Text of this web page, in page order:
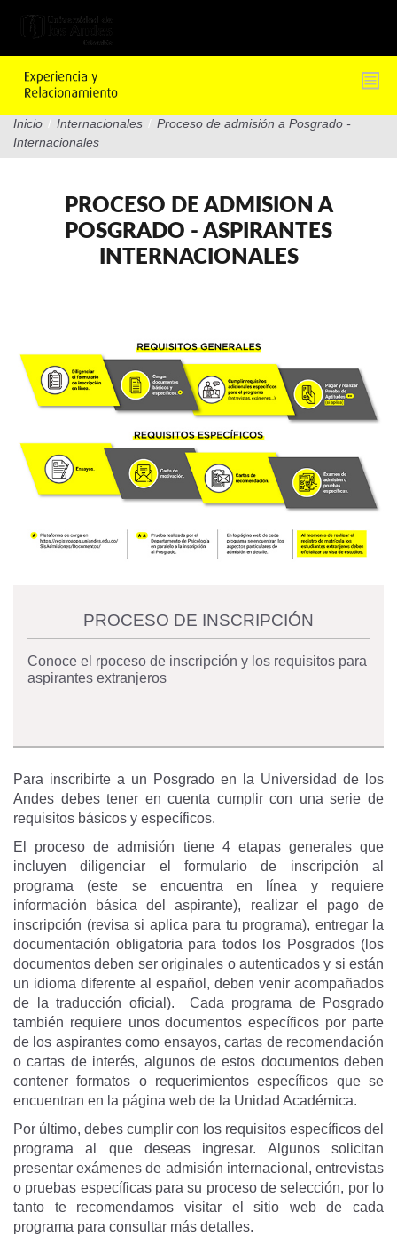
Inicio / Internacionales / Proceso de admisión a Posgrado -
Internacionales
PROCESO DE ADMISION A
POSGRADO - ASPIRANTES
INTERNACIONALES
PROCESO DE INSCRIPCIÓN
Conoce el rpoceso de inscripción y los requisitos para
aspirantes extranjeros
Para inscribirte a un Posgrado en la Universidad de los
Andes debes tener en cuenta cumplir con una serie de
requisitos básicos y específicos.
El proceso de admisión tiene 4 etapas generales que
incluyen diligenciar el formulario de inscripción al
programa (este se encuentra en línea y requiere
información básica del aspirante), realizar el pago de
inscripción (revisa si aplica para tu programa), entregar la
documentación obligatoria para todos los Posgrados (los
documentos deben ser originales o autenticados y si están
un idioma diferente al español, deben venir acompañados
de la traducción oficial). Cada programa de Posgrado
también requiere unos documentos específicos por parte
de los aspirantes como ensayos, cartas de recomendación
o cartas de interés, algunos de estos documentos deben
contener formatos o requerimientos específicos que se
encuentran en la página web de la Unidad Académica.
Por último, debes cumplir con los requisitos específicos del
programa al que deseas ingresar. Algunos solicitan
presentar exámenes de admisión internacional, entrevistas
o pruebas específicas para su proceso de selección, por lo
tanto te recomendamos visitar el sitio web de cada
programa para consultar más detalles.